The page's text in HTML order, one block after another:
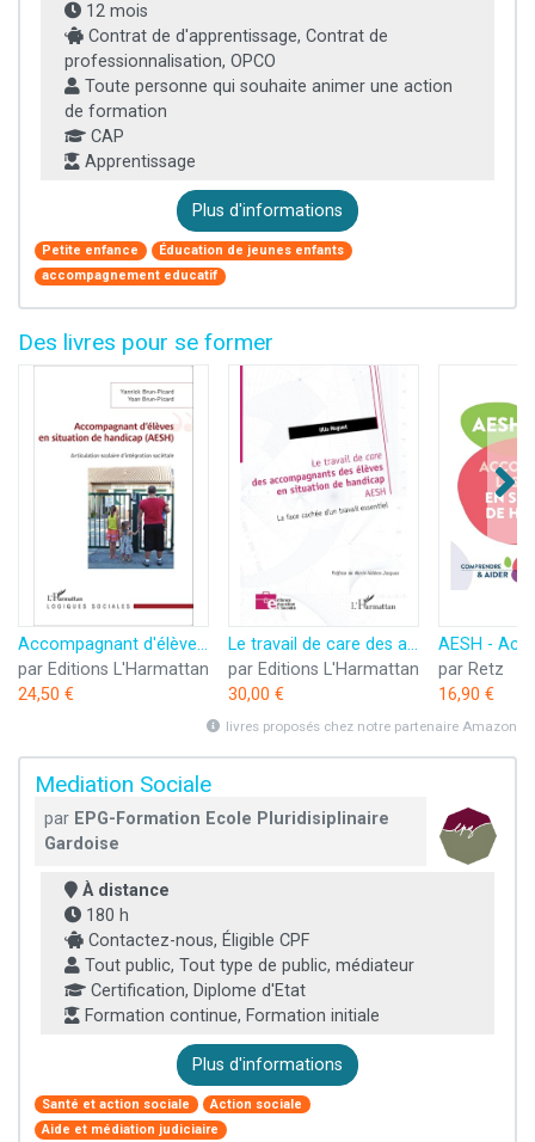
12 mois
Contrat de d'apprentissage, Contrat de
professionnalisation, OPCO
Toute personne qui souhaite animer une action
de formation
CAP
Apprentissage
Plus d'informations
Petite enfance
Éducation de jeunes enfants
accompagnement educatif
Des livres pour se former
Accompagnant d'élèves en situation de handicap (AESH): Articulation scolaire d'intégration sociétale
par Editions L'Harmattan
24,50 €
Le travail de care des accompagnants des élèves en situation de handicap AESH: La face cachée d’un travail essentiel
par Editions L'Harmattan
30,00 €
par Retz
16,90 €
livres proposés chez notre partenaire Amazon
Mediation Sociale
par EPG-Formation Ecole Pluridisiplinaire
Gardoise
À distance
180 h
Contactez-nous, Éligible CPF
Tout public, Tout type de public, médiateur
Certification, Diplome d'Etat
Formation continue, Formation initiale
Plus d'informations
Santé et action sociale
Action sociale
Aide et médiation judiciaire